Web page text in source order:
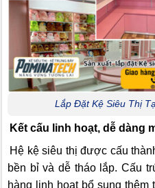
Lắp Đặt Kệ Siêu Thị
Kết cấu linh hoạt, dễ dàng
Hệ kệ siêu thị được cấu
bền bỉ và dễ tháo lắp. Cấu
hàng linh hoạt bổ sung